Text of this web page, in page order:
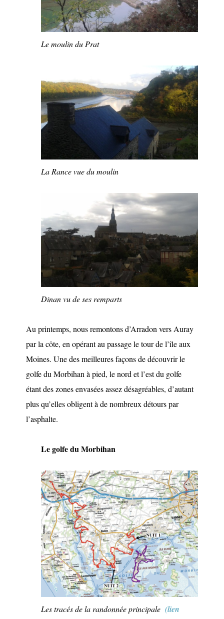
Le moulin du Prat
La Rance vue du moulin
Dinan vu de ses remparts
Au printemps, nous remontons d’Arradon vers Auray
par la côte, en opérant au passage le tour de l’île aux
Moines. Une des meilleures façons de découvrir le
golfe du Morbihan à pied, le nord et l’est du golfe
étant des zones envasées assez désagréables, d’autant
plus qu’elles obligent à de nombreux détours par
l’asphalte.
Le golfe du Morbihan
Les tracés de la randonnée principale(lien